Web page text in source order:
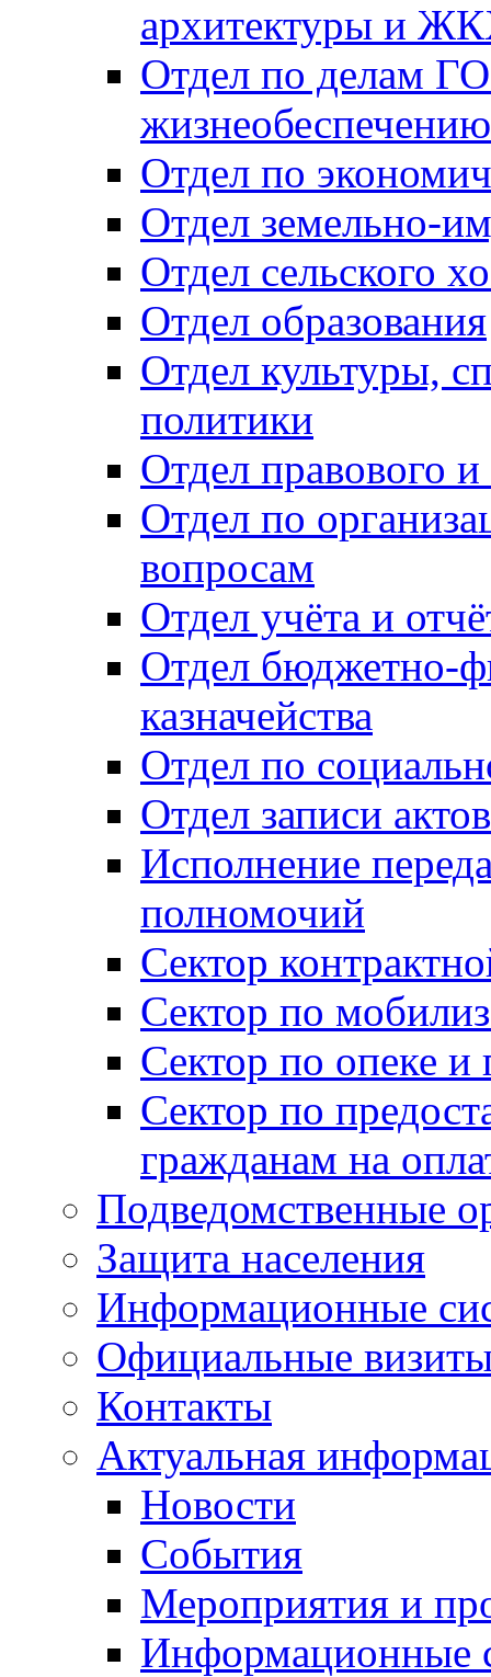
архитектуры и
Отдел по делам
Отдел по
Отдел земельно-
Отдел сельского
Отдел образования
Отдел культуры,
политики
Отдел правового
Отдел по
вопросам
Отдел учёта и
Отдел бюджетно-
казначейства
Отдел по
Отдел записи
Исполнение
полномочий
Сектор
Сектор по
Сектор по опеке и
Сектор по
гражданам на
Подведомственные
Защита населения
Информационные
Официальные
Контакты
Актуальная
Новости
События
Мероприятия и
Информационные